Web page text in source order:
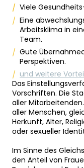
Viele
Eine
Arbeitsklima in
Team.
Gute
Perspektiven.
und weitere
Das
Vorschriften. Die
aller
aller Menschen,
Herkunft, Alter,
oder sexueller
Im Sinne des
den Anteil von